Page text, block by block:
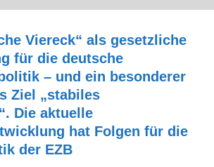
Viereck“ als gesetzliche
für die deutsche
– und ein besonderer
Ziel „stabiles
Die aktuelle
hat Folgen für die
der EZB